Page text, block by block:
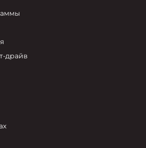
Яркий динамичный седан
ин
драйв